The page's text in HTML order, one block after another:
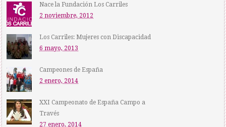
Nace la Fundación Los Carriles
2 noviembre, 2012
Los Carriles: Mujeres con Discapacidad
6 mayo, 2013
Campeones de España
2 enero, 2014
XXI Campeonato de España Campo a
Través
27 enero, 2014